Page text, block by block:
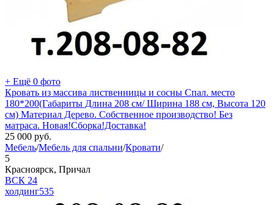
+ Ещё 0 фото
Кровать из массива лиственницы и сосны Спал. место
180*200(Габариты Длина 208 см/ Ширина 188 см, Высота 120
см) Материал Дерево. Собственное производство! Без
матраса. Новая!Сборка!Доставка!
25 000 руб.
Мебель/Мебель для спальни/Кровати/
5
Красноярск, Причал
ВСК 24
холдинг535